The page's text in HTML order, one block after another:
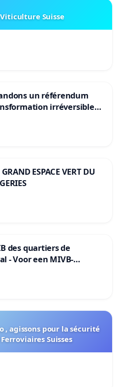
Suisse
un référendum
irréversible
ESPACE VERT DU
des quartiers de
- Voor een MIVB-
Strombeek en Het
, agissons pour la sécurité
Suisses